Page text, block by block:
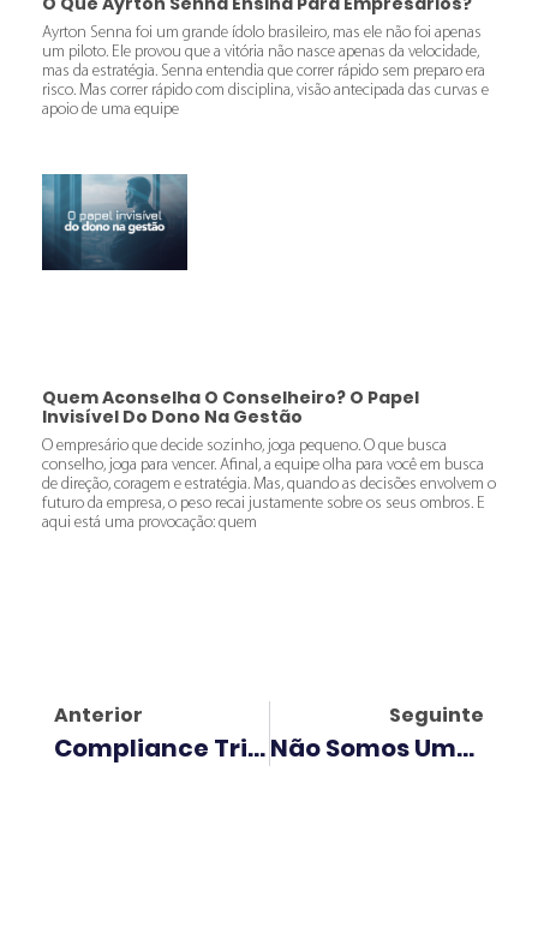
Ayrton Senna foi um grande ídolo brasileiro, mas ele não foi apenas
um piloto. Ele provou que a vitória não nasce apenas da velocidade,
mas da estratégia. Senna entendia que correr rápido sem preparo era
risco. Mas correr rápido com disciplina, visão antecipada das curvas e
apoio de uma equipe
Quem Aconselha O Conselheiro? O Papel
Invisível Do Dono Na Gestão
O empresário que decide sozinho, joga pequeno. O que busca
conselho, joga para vencer. Afinal, a equipe olha para você em busca
de direção, coragem e estratégia. Mas, quando as decisões envolvem o
futuro da empresa, o peso recai justamente sobre os seus ombros. E
aqui está uma provocação: quem
Anterior
Compliance Tributário: A Tática Inteligente Para Evitar Multas E Garantir Segurança Fiscal
Seguinte
Não Somos Uma Contabilidade, Somos Uma Estrutura De Crescimento.